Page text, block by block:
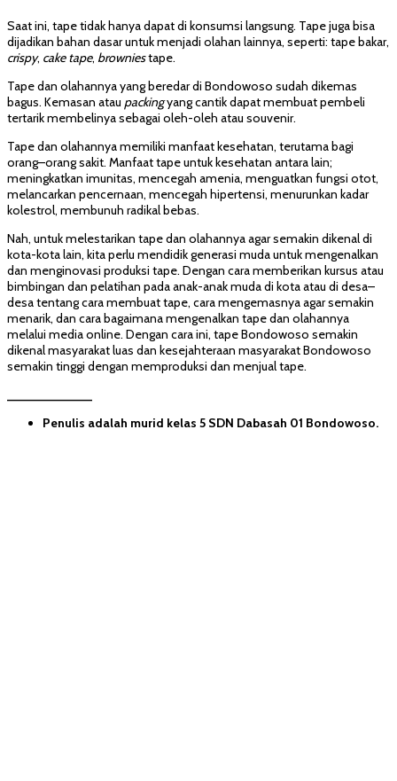
Saat ini, tape tidak hanya dapat di konsumsi langsung. Tape juga bisa
dijadikan bahan dasar untuk menjadi olahan lainnya, seperti: tape bakar,
crispy, cake tape, browniestape.
Tape dan olahannya yang beredar di Bondowoso sudah dikemas
bagus. Kemasan atau packingyang cantik dapat membuat pembeli
tertarik membelinya sebagai oleh-oleh atau souvenir.
Tape dan olahannya memiliki manfaat kesehatan, terutama bagi
orang–orang sakit. Manfaat tape untuk kesehatan antara lain;
meningkatkan imunitas, mencegah amenia, menguatkan fungsi otot,
melancarkan pencernaan, mencegah hipertensi, menurunkan kadar
kolestrol, membunuh radikal bebas.
Nah, untuk melestarikan tape dan olahannya agar semakin dikenal di
kota-kota lain, kita perlu mendidik generasi muda untuk mengenalkan
dan menginovasi produksi tape. Dengan cara memberikan kursus atau
bimbingan dan pelatihan pada anak-anak muda di kota atau di desa–
desa tentang cara membuat tape, cara mengemasnya agar semakin
menarik, dan cara bagaimana mengenalkan tape dan olahannya
melalui media online. Dengan cara ini, tape Bondowoso semakin
dikenal masyarakat luas dan kesejahteraan masyarakat Bondowoso
semakin tinggi dengan memproduksi dan menjual tape.
Penulis adalah murid kelas 5 SDN Dabasah 01 Bondowoso.